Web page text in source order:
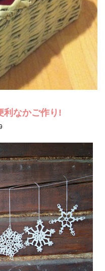
利なかご作り!